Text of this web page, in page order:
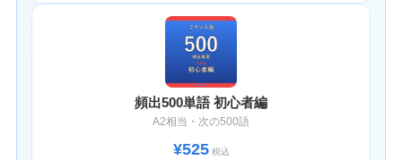
頻出500単語 初心者編
A2相当・次の500語
¥525税込